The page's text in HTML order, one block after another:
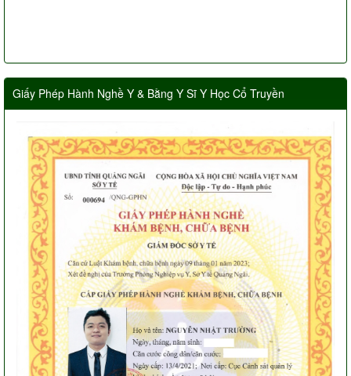
Giấy Phép Hành Nghề Y & Bằng Y Sĩ Y Học Cổ Truyền